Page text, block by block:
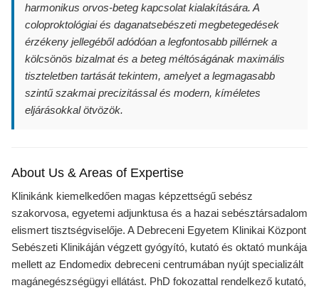
harmonikus orvos-beteg kapcsolat kialakítására. A
coloproktológiai és daganatsebészeti megbetegedések
érzékeny jellegéből adódóan a legfontosabb pillérnek a
kölcsönös bizalmat és a beteg méltóságának maximális
tiszteletben tartását tekintem, amelyet a legmagasabb
szintű szakmai precizitással és modern, kíméletes
eljárásokkal ötvözök.
About Us & Areas of Expertise
Klinikánk kiemelkedően magas képzettségű sebész
szakorvosa, egyetemi adjunktusa és a hazai sebésztársadalom
elismert tisztségviselője. A Debreceni Egyetem Klinikai Központ
Sebészeti Klinikáján végzett gyógyító, kutató és oktató munkája
mellett az Endomedix debreceni centrumában nyújt specializált
magánegészségügyi ellátást. PhD fokozattal rendelkező kutató,